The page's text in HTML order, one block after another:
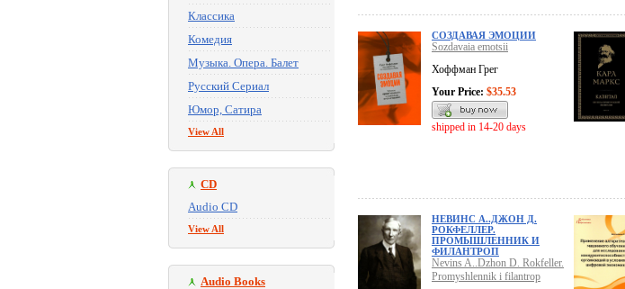
Классика
Комедия
Музыка. Опера. Балет
Русский Сериал
Юмор, Сатира
View All
CD
Audio CD
View All
Audio Books
СОЗДАВАЯ ЭМОЦИИ
Sozdavaia emotsii
Хоффман Грег
Your Price: $35.53
shipped in 14-20 days
НЕВИНС А..ДЖОН Д.
РОКФЕЛЛЕР.
ПРОМЫШЛЕННИК И
ФИЛАНТРОП
Nevins A..Dzhon D. Rokfeller.
Promyshlennik i filantrop